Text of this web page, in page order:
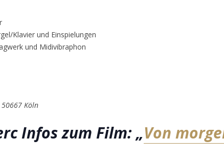
Klavier und Einspielungen
und Midivibraphon
50667 Köln
Infos zum Film: „Von